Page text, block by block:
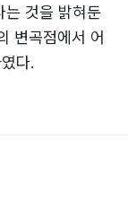
는 것을 밝혀둔
변곡점에서 어
다.